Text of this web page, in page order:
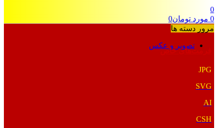
0
0 مورد تومان0
مرور دسته ها
تصویر و عکس
فرمت‌های خاص
JPG
SVG
AI
CSH